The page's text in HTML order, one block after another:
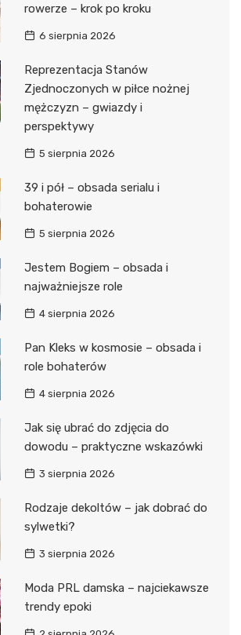
rowerze – krok po kroku
6 sierpnia 2026
Reprezentacja Stanów
Zjednoczonych w piłce nożnej
mężczyzn – gwiazdy i
perspektywy
5 sierpnia 2026
39 i pół – obsada serialu i
bohaterowie
5 sierpnia 2026
Jestem Bogiem – obsada i
najważniejsze role
4 sierpnia 2026
Pan Kleks w kosmosie – obsada i
role bohaterów
4 sierpnia 2026
Jak się ubrać do zdjęcia do
dowodu – praktyczne wskazówki
3 sierpnia 2026
Rodzaje dekoltów – jak dobrać do
sylwetki?
3 sierpnia 2026
Moda PRL damska – najciekawsze
trendy epoki